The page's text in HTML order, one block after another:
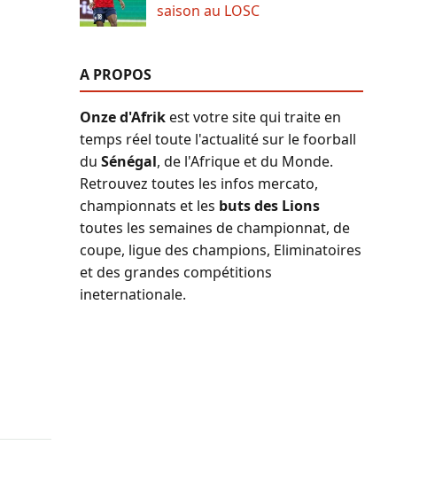
saison au LOSC
A PROPOS
Onze d'Afrikest votre site qui traite en
temps réel toute l'actualité sur le foorball
du Sénégal, de l'Afrique et du Monde.
Retrouvez toutes les infos mercato,
championnats et les buts des Lions
toutes les semaines de championnat, de
coupe, ligue des champions, Eliminatoires
et des grandes compétitions
ineternationale.